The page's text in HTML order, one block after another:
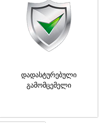
დადასტურებული
გამომცემელი